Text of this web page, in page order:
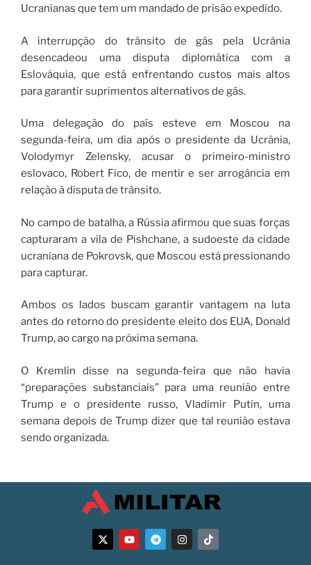
Ucranianas que tem um mandado de prisão expedido.
A interrupção do trânsito de gás pela Ucrânia
desencadeou uma disputa diplomática com a
Eslováquia, que está enfrentando custos mais altos
para garantir suprimentos alternativos de gás.
Uma delegação do país esteve em Moscou na
segunda-feira, um dia após o presidente da Ucrânia,
Volodymyr Zelensky, acusar o primeiro-ministro
eslovaco, Robert Fico, de mentir e ser arrogância em
relação à disputa de trânsito.
No campo de batalha, a Rússia afirmou que suas forças
capturaram a vila de Pishchane, a sudoeste da cidade
ucraniana de Pokrovsk, que Moscou está pressionando
para capturar.
Ambos os lados buscam garantir vantagem na luta
antes do retorno do presidente eleito dos EUA, Donald
Trump, ao cargo na próxima semana.
O Kremlin disse na segunda-feira que não havia
“preparações substanciais” para uma reunião entre
Trump e o presidente russo, Vladimir Putin, uma
semana depois de Trump dizer que tal reunião estava
sendo organizada.